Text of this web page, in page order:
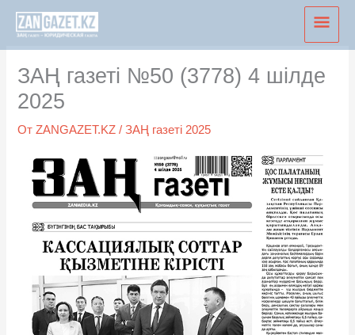
Перейти
содержимому
ЗАҢ газеті №50 (3778) 4 шілде
2025
ОтZANGAZET.KZ/ЗАҢ газеті 2025